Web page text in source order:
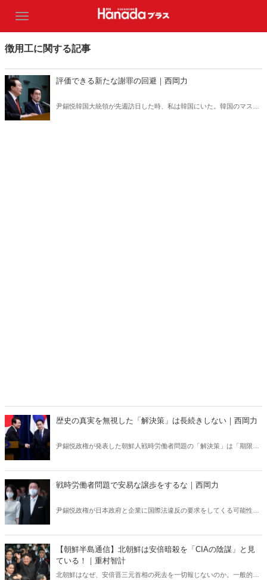
徴用工に関する記事
評価できる新たな謝罪の回避｜西岡力
尹錫悦韓国大統領が先週訪日した時、私は韓国にいた。韓国のマスコ
歴史の真実を無視した「解決策」は長続きしない｜西岡力
尹錫悦政権が発表した朝鮮人戦時労働者問題の「解決策」は「期限付
権交代が起きれば財団は求償権を行使して、日本企業の財産を再び差
し押さえるなど、今回の措置は覆される危険が高い。
戦時労働者問題で安易な譲歩をするな｜西岡力
尹錫悦政権が日本政府と企業に国際法違反の要求をしてくる可能性が
【朝鮮半島通信】北朝鮮は安倍暗殺を「CIAの陰謀」と見
ている！｜重村智計
北朝鮮はなぜ、安倍晋三元首相の死去を一切報じないのか。一般的に